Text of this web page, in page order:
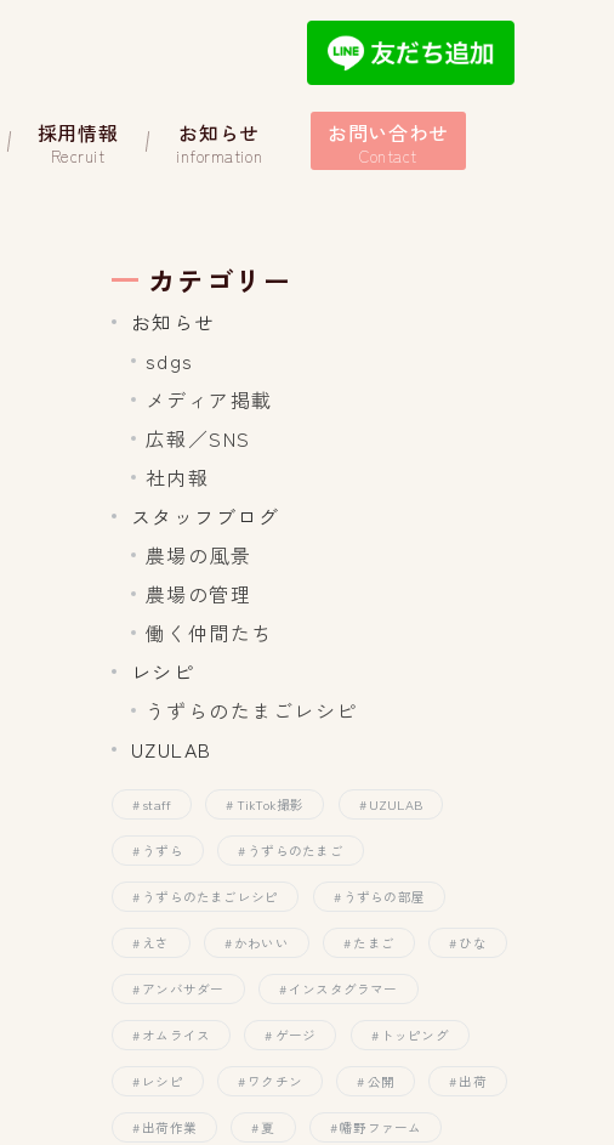
採用情報
Recruit
お知らせ
information
お問い合わせ
Contact
カテゴリー
お知らせ
sdgs
メディア掲載
広報／SNS
社内報
スタッフブログ
農場の風景
農場の管理
働く仲間たち
レシピ
うずらのたまごレシピ
UZULAB
staff TikTok撮影 UZULAB
うずら うずらのたまご
うずらのたまごレシピ うずらの部屋
えさ かわいい たまご ひな
アンバサダー インスタグラマー
オムライス ゲージ トッピング
レシピ ワクチン 公開 出荷
出荷作業 夏 幡野ファーム